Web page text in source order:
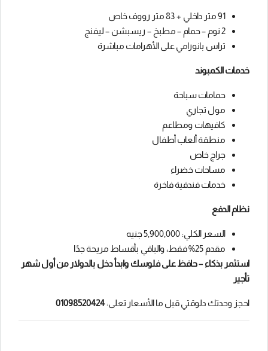
91 متر داخلي + 83 متر رووف خاص
2 نوم – حمام – مطبخ – ريسبشن – ليفنج
تراس بانورامي على الأهرامات مباشرة
خدمات الكمبوند
حمامات سباحة
مول تجاري
كافيهات ومطاعم
منطقة ألعاب أطفال
جراج خاص
مساحات خضراء
خدمات فندقية فاخرة
نظام الدفع
السعر الكلي: 5,900,000 جنيه
مقدم 25% فقط، والباقي بأقساط مريحة جدًا
استثمر بذكاء – حافظ على فلوسك وابدأ دخل بالدولار من أول شهر
تأجير
احجز وحدتك دلوقتي قبل ما الأسعار تعلى:01098520424